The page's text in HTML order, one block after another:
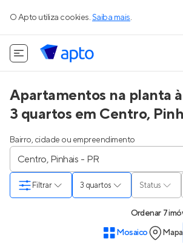
O Apto utiliza cookies. Saiba mais.
Apartamentos na planta
3 quartos em Centro,
Bairro, cidade ou empreendimento
3 quartos Status
Filtrar
Ordenar 7
Mosaico
Mapa